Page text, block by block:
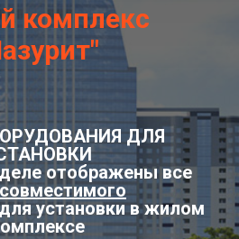
комплекс
ДЛЯ
отображены все
совместимого
установки в жилом